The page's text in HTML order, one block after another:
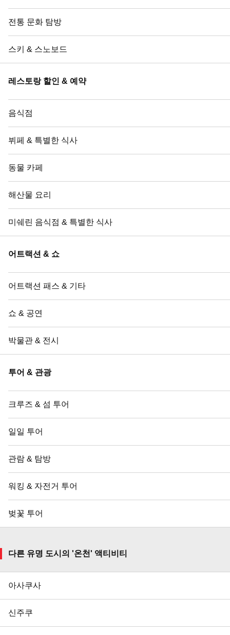
전통 문화 탐방
스키 & 스노보드
레스토랑 할인 & 예약
음식점
뷔페 & 특별한 식사
동물 카페
해산물 요리
미쉐린 음식점 & 특별한 식사
어트랙션 & 쇼
어트랙션 패스 & 기타
쇼 & 공연
박물관 & 전시
투어 & 관광
크루즈 & 섬 투어
일일 투어
관람 & 탐방
워킹 & 자전거 투어
벚꽃 투어
다른 유명 도시의 '온천' 액티비티
아사쿠사
신주쿠